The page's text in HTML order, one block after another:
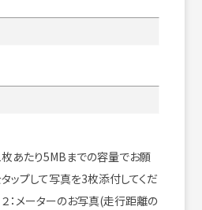
あたり5MBまでの容量でお願
ップして写真を3枚添付してくだ
：メーターのお写真(走行距離の